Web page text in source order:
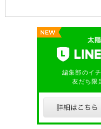
編集部のイ
友だち限